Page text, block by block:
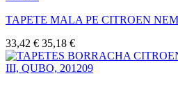
TAPETE MALA PE CITROEN
33,42 € 35,18 €